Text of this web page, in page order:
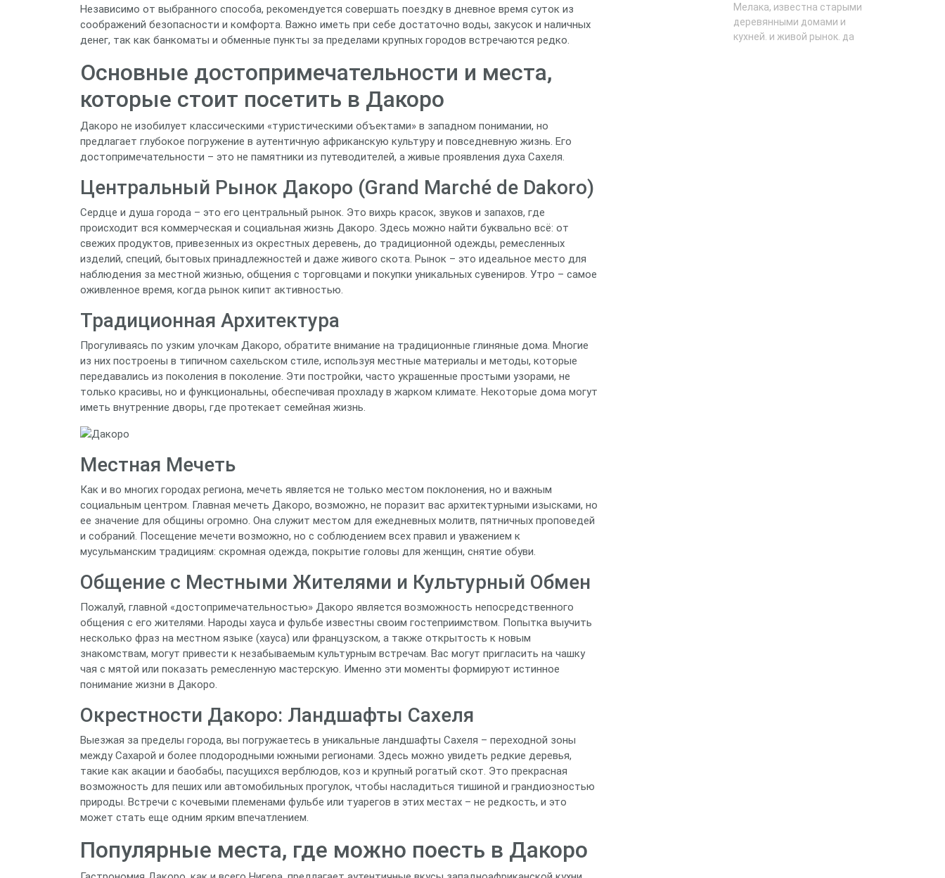
Независимо от выбранного способа, рекомендуется совершать поездку в дневное время суток из
соображений безопасности и комфорта. Важно иметь при себе достаточно воды, закусок и наличных
денег, так как банкоматы и обменные пункты за пределами крупных городов встречаются редко.
Основные достопримечательности и места,
которые стоит посетить в Дакоро
Дакоро не изобилует классическими «туристическими объектами» в западном понимании, но
предлагает глубокое погружение в аутентичную африканскую культуру и повседневную жизнь. Его
достопримечательности – это не памятники из путеводителей, а живые проявления духа Сахеля.
Центральный Рынок Дакоро (Grand Marché de Dakoro)
Сердце и душа города – это его центральный рынок. Это вихрь красок, звуков и запахов, где
происходит вся коммерческая и социальная жизнь Дакоро. Здесь можно найти буквально всё: от
свежих продуктов, привезенных из окрестных деревень, до традиционной одежды, ремесленных
изделий, специй, бытовых принадлежностей и даже живого скота. Рынок – это идеальное место для
наблюдения за местной жизнью, общения с торговцами и покупки уникальных сувениров. Утро – самое
оживленное время, когда рынок кипит активностью.
Традиционная Архитектура
Прогуливаясь по узким улочкам Дакоро, обратите внимание на традиционные глиняные дома. Многие
из них построены в типичном сахельском стиле, используя местные материалы и методы, которые
передавались из поколения в поколение. Эти постройки, часто украшенные простыми узорами, не
только красивы, но и функциональны, обеспечивая прохладу в жарком климате. Некоторые дома могут
иметь внутренние дворы, где протекает семейная жизнь.
Местная Мечеть
Как и во многих городах региона, мечеть является не только местом поклонения, но и важным
социальным центром. Главная мечеть Дакоро, возможно, не поразит вас архитектурными изысками, но
ее значение для общины огромно. Она служит местом для ежедневных молитв, пятничных проповедей
и собраний. Посещение мечети возможно, но с соблюдением всех правил и уважением к
мусульманским традициям: скромная одежда, покрытие головы для женщин, снятие обуви.
Общение с Местными Жителями и Культурный Обмен
Пожалуй, главной «достопримечательностью» Дакоро является возможность непосредственного
общения с его жителями. Народы хауса и фульбе известны своим гостеприимством. Попытка выучить
несколько фраз на местном языке (хауса) или французском, а также открытость к новым
знакомствам, могут привести к незабываемым культурным встречам. Вас могут пригласить на чашку
чая с мятой или показать ремесленную мастерскую. Именно эти моменты формируют истинное
понимание жизни в Дакоро.
Окрестности Дакоро: Ландшафты Сахеля
Выезжая за пределы города, вы погружаетесь в уникальные ландшафты Сахеля – переходной зоны
между Сахарой и более плодородными южными регионами. Здесь можно увидеть редкие деревья,
такие как акации и баобабы, пасущихся верблюдов, коз и крупный рогатый скот. Это прекрасная
возможность для пеших или автомобильных прогулок, чтобы насладиться тишиной и грандиозностью
природы. Встречи с кочевыми племенами фульбе или туарегов в этих местах – не редкость, и это
может стать еще одним ярким впечатлением.
Популярные места, где можно поесть в Дакоро
Мелака, известна старыми
деревянными домами и
кухней. и живой рынок. да